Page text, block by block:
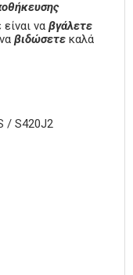
να βγάλετε
βιδώσετε καλά
/ S420J2